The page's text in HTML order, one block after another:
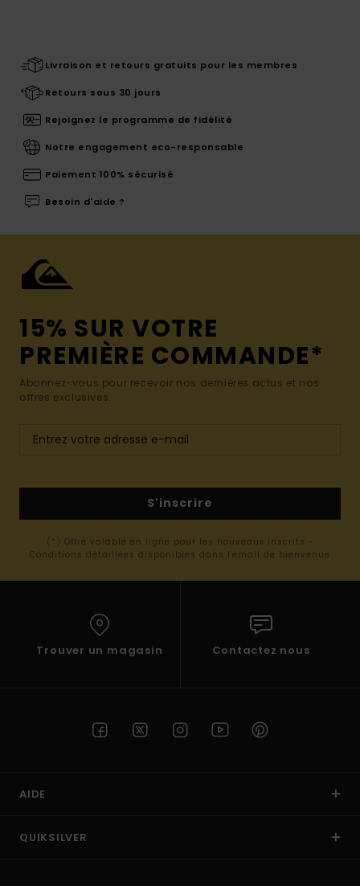
Livraison et retours gratuits pour les membres
Retours sous 30 jours
Rejoignez le programme de fidélité
Notre engagement eco-responsable
Paiement 100% sécurisé
Besoin d'aide ?
15% SUR VOTRE
PREMIÈRE COMMANDE*
Abonnez-vous pour recevoir nos dernières actus et nos
offres exclusives.
S'inscrire
(*) Offre valable en ligne pour les nouveaux inscrits -
Conditions détaillées disponibles dans l'email de bienvenue
Trouver un magasin Contactez nous
AIDE
QUIKSILVER